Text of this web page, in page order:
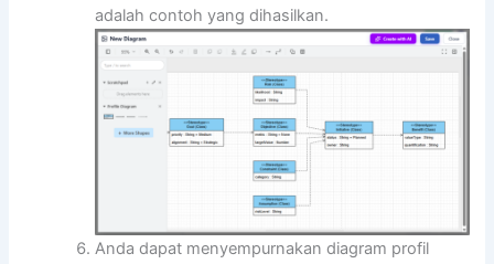
adalah contoh yang dihasilkan.
Anda dapat menyempurnakan diagram profil